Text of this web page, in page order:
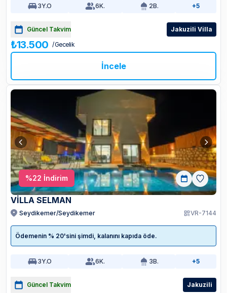
3Y.O 6K. 2B. +5
Güncel Takvim Jakuzili Villa
₺13.500 / Gecelik
İncele
%22 İndirim
VİLLA SELMAN
Seydikemer/Seydikemer VR-7144
Ödemenin % 20'sini şimdi, kalanını kapıda öde.
3Y.O 6K. 3B. +5
Güncel Takvim Jakuzili